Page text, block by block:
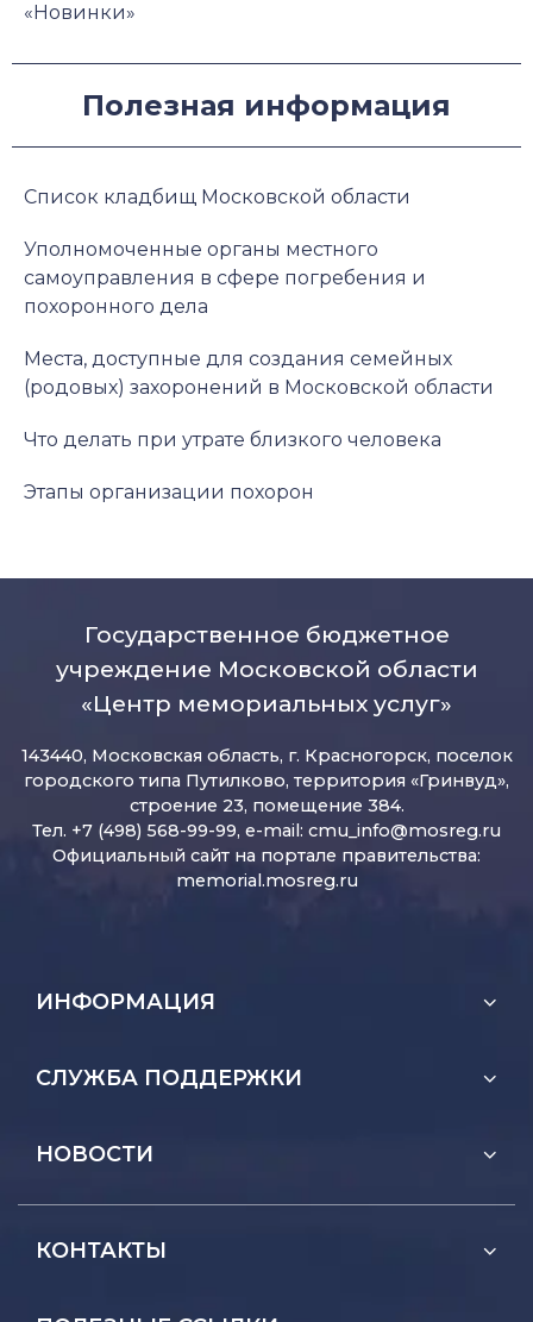
«Новинки»
Полезная информация
Список кладбищ Московской области
Уполномоченные органы местного
самоуправления в сфере погребения и
похоронного дела
Места, доступные для создания семейных
(родовых) захоронений в Московской области
Что делать при утрате близкого человека
Этапы организации похорон
Государственное бюджетное
учреждение Московской области
«Центр мемориальных услуг»
143440, Московская область, г. Красногорск, поселок
городского типа Путилково, территория «Гринвуд»,
строение 23, помещение 384.
Тел. +7 (498) 568-99-99, e-mail: cmu_info@mosreg.ru
Официальный сайт на портале правительства:
memorial.mosreg.ru
ИНФОРМАЦИЯ
СЛУЖБА ПОДДЕРЖКИ
НОВОСТИ
КОНТАКТЫ